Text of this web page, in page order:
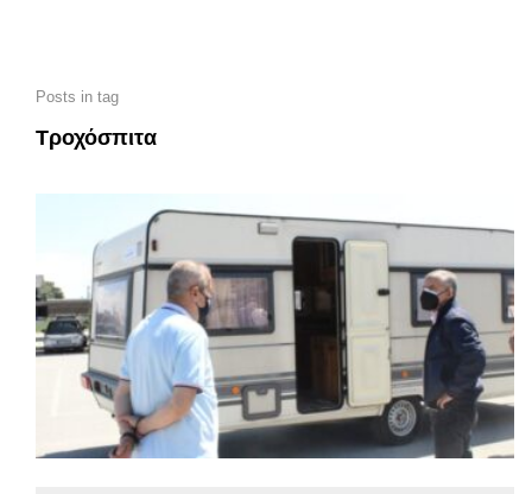
Posts in tag
Τροχόσπιτα